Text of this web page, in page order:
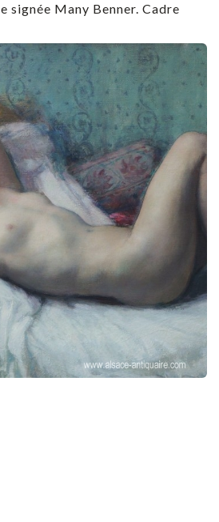
signée Many Benner. Cadre